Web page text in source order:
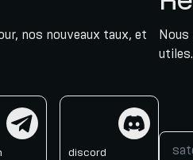
nos nouveaux taux, et
discord
Nous
utiles.